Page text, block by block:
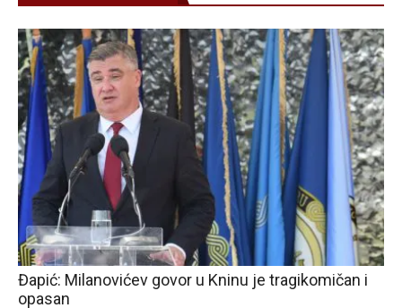
Đapić: Milanovićev govor u Kninu je tragikomičan i
opasan